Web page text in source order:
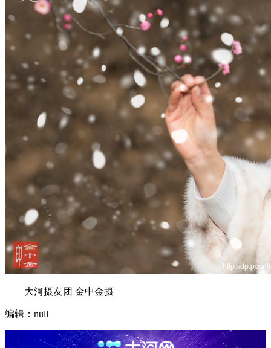
大河摄友团 金中金摄
编辑：null